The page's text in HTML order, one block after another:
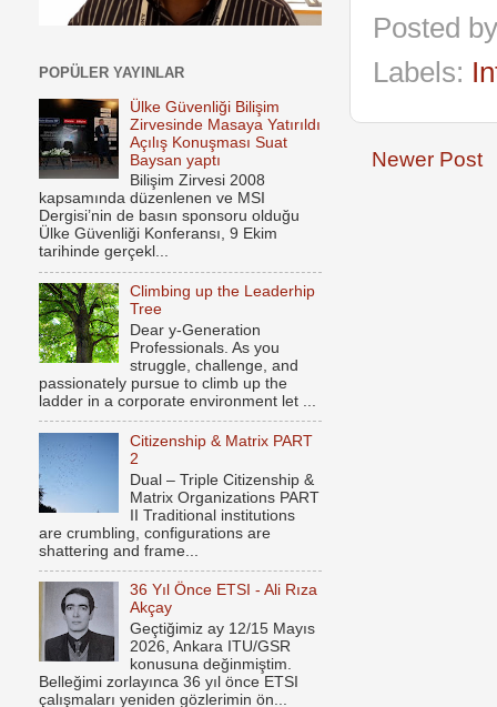
Posted
Labels:
Newer Post
POPÜLER YAYINLAR
Ülke Güvenliği Bilişim
Zirvesinde Masaya Yatırıldı
Açılış Konuşması Suat
Baysan yaptı
Bilişim Zirvesi 2008
kapsamında düzenlenen ve MSI
Dergisi’nin de basın sponsoru olduğu
Ülke Güvenliği Konferansı, 9 Ekim
tarihinde gerçekl...
Climbing up the Leaderhip
Tree
Dear y-Generation
Professionals. As you
struggle, challenge, and
passionately pursue to climb up the
ladder in a corporate environment let ...
Citizenship & Matrix PART
2
Dual – Triple Citizenship &
Matrix Organizations PART
II Traditional institutions
are crumbling, configurations are
shattering and frame...
36 Yıl Önce ETSI - Ali Rıza
Akçay
Geçtiğimiz ay 12/15 Mayıs
2026, Ankara ITU/GSR
konusuna değinmiştim.
Belleğimi zorlayınca 36 yıl önce ETSI
çalışmaları yeniden gözlerimin ön...